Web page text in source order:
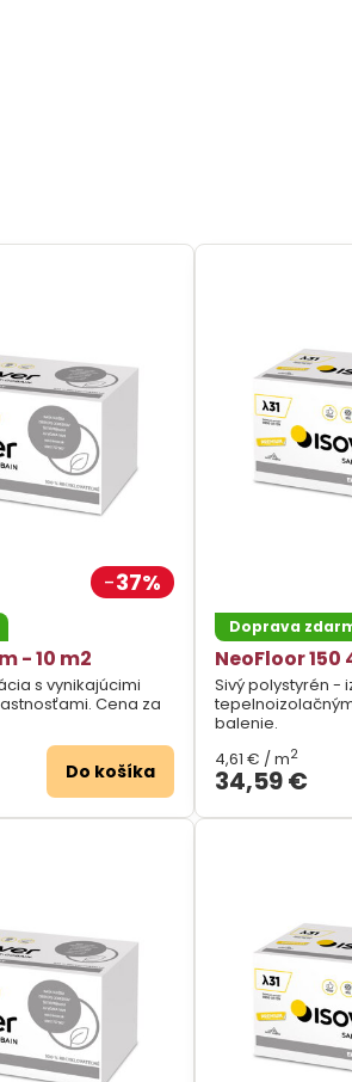
37%
- 10 m2
s vynikajúcimi
Cena za
Do košíka
Doprava
NeoFloor 150
Sivý polystyrén -
balenie.
34,59 €
4,61 € / m2